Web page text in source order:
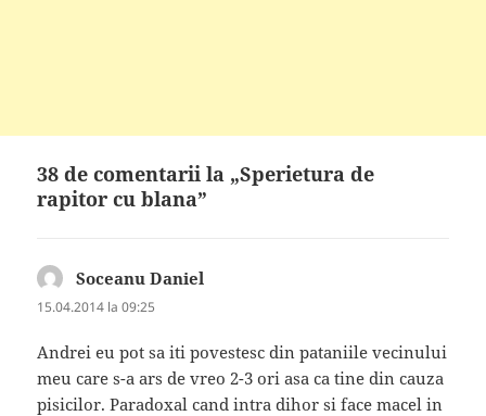
38 de comentarii la „Sperietura de
rapitor cu blana”
Soceanu Daniel
15.04.2014 la 09:25
Andrei eu pot sa iti povestesc din pataniile vecinului
meu care s-a ars de vreo 2-3 ori asa ca tine din cauza
pisicilor. Paradoxal cand intra dihor si face macel in